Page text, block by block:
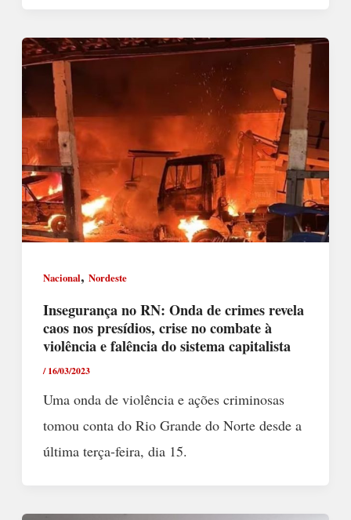
Nacional, Nordeste
Insegurança no RN: Onda de crimes revela
caos nos presídios, crise no combate à
violência e falência do sistema capitalista
/16/03/2023
Uma onda de violência e ações criminosas
tomou conta do Rio Grande do Norte desde a
última terça-feira, dia 15.